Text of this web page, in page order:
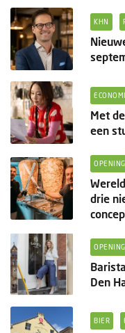
KHN
Met
een
OPENING
drie
OPENING
Den
BIER